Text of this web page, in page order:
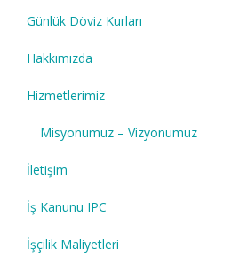
Günlük Döviz Kurları
Hakkımızda
Hizmetlerimiz
Misyonumuz – Vizyonumuz
İletişim
İş Kanunu IPC
İşçilik Maliyetleri